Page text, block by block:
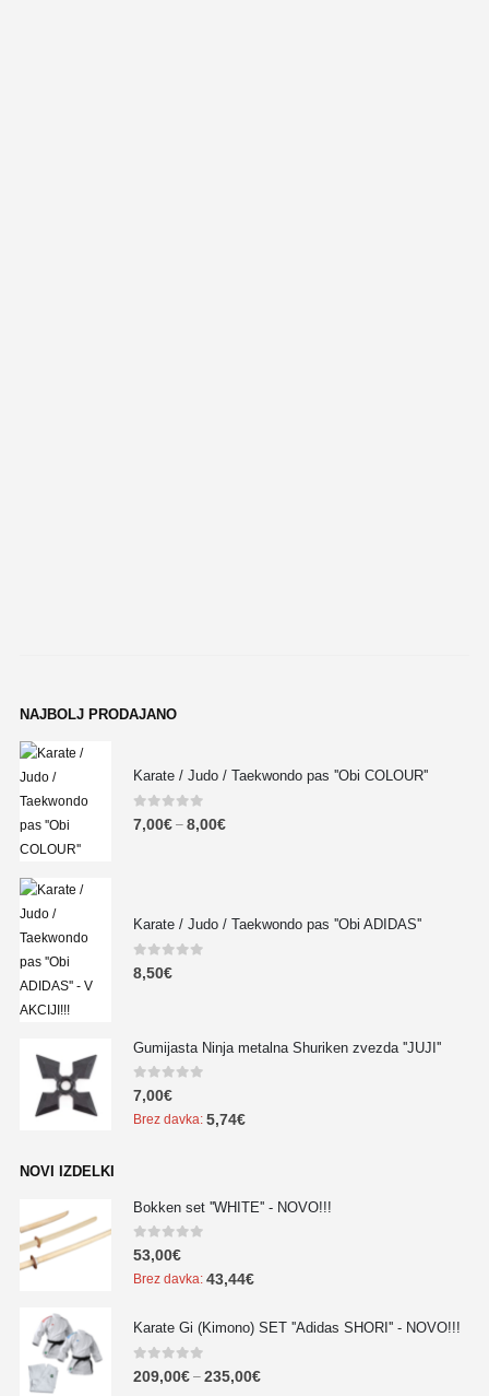
NAJBOLJ PRODAJANO
Karate / Judo / Taekwondo pas ''Obi COLOUR''
0out of 5
7,00€ – 8,00€
Karate / Judo / Taekwondo pas ''Obi ADIDAS''
0 out of 5
8,50€
Gumijasta Ninja metalna Shuriken zvezda ''JUJI''
0out of 5
7,00€
Brez davka: 5,74€
NOVI IZDELKI
Bokken set ''WHITE'' - NOVO!!!
0out of 5
53,00€
Brez davka: 43,44€
Karate Gi (Kimono) SET ''Adidas SHORI'' - NOVO!!!
0out of 5
209,00€ – 235,00€